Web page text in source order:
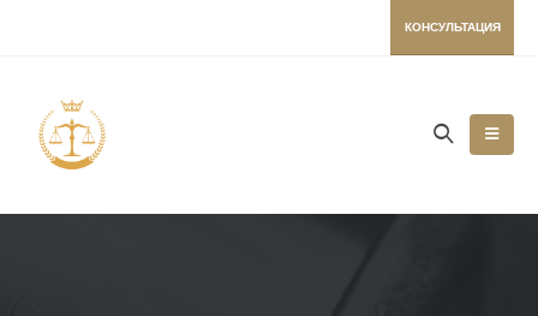
КОНСУЛЬТАЦИЯ